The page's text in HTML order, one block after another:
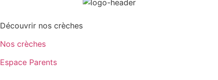
Découvrir nos crèches
Nos crèches
Espace Parents